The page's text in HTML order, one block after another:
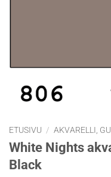
ETUSIVU / AKVARELLI,
White Nights
Black